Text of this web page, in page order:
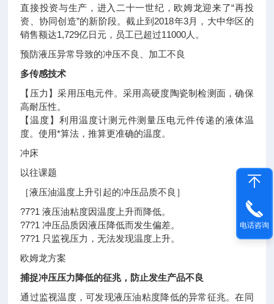
直接投资与生产，进入二十一世纪，欧姆龙迎来了“再投
资、协同创造”的新阶段。截止到2018年3月，大中华区的
销售额达1,729亿日元，员工已超过11000人。
预防液压异常导致的冲压不良、加工不良
多传感技术
【压力】采用压电元件。采用高硬度陶瓷制检测面，确保
高耐压性。
【温度】利用温度计测元件测量压电元件传递的液体温
度。使用*算法，推算更准确的温度。
冲床
以往课题
［液压油温度上升引起的冲压品质不良］
?7?1 液压油粘度因温度上升而降低。
?7?1 冲压品质因液压降低而发生偏差。
?7?1 只监视压力，无法发现温度上升。
欧姆龙方案
捕捉冲压压力降低的征兆，防止发生产品不良
通过监视温度，可发现液压油粘度降低的异常征兆。在同
电话咨询